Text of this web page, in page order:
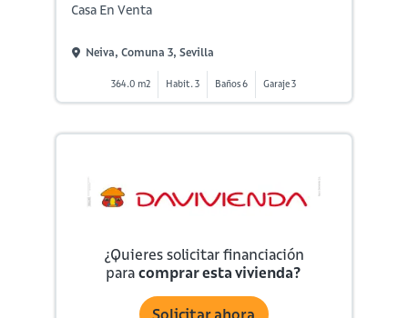
Casa En Venta
Neiva, Comuna 3, Sevilla
364.0 m2 Habit. 3 Baños 6 Garaje 3
¿Quieres solicitar financiación
paracomprar esta vivienda?